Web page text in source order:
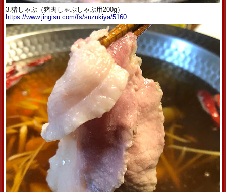
3.猪しゃぶ（猪肉しゃぶしゃぶ用200g）
https://www.jingisu.com/fs/suzukiya/5160